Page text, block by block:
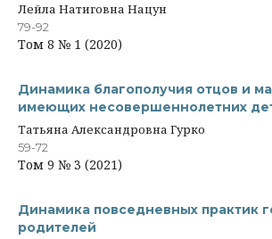
Лейла Натиговна Нацун
79-92
Том 8 № 1 (2020)
Динамика благополучия отцов и
имеющих несовершеннолетних
Татьяна Александровна Гурко
59-72
Том 9 № 3 (2021)
Динамика повседневных практик
родителей